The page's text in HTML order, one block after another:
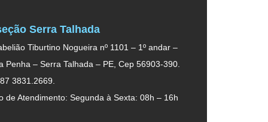
Serra Talhada
Tiburtino Nogueira nº 1101 – 1º andar –
Penha – Serra Talhada – PE, Cep 56903-390.
3831.2669.
de Atendimento: Segunda à Sexta: 08h – 16h